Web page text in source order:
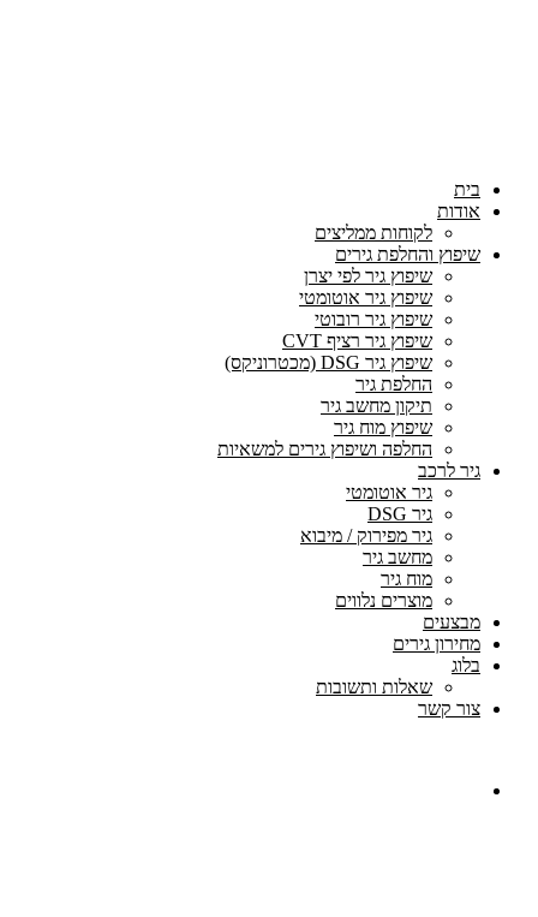
בית
אודות
לקוחות ממליצים
שיפוץ והחלפת גירים
שיפוץ גיר לפי יצרן
שיפוץ גיר אוטומטי
שיפוץ גיר רובוטי
שיפוץ גיר רציף CVT
שיפוץ גיר DSG (מכטרוניקס)
החלפת גיר
תיקון מחשב גיר
שיפוץ מוח גיר
החלפה ושיפוץ גירים למשאיות
גיר לרכב
גיר אוטומטי
גיר DSG
גיר מפירוק / מיבוא
מחשב גיר
מוח גיר
מוצרים נלווים
מבצעים
מחירון גירים
בלוג
שאלות ותשובות
צור קשר